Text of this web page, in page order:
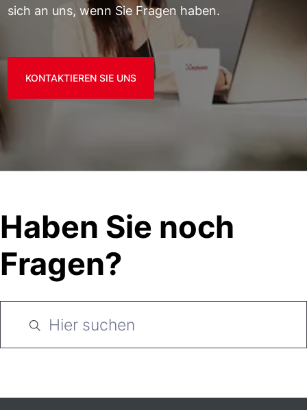
sich an uns, wenn Sie Fragen haben.
KONTAKTIEREN SIE UNS
Haben Sie noch
Fragen?